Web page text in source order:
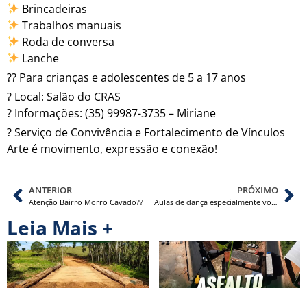
Brincadeiras
Trabalhos manuais
Roda de conversa
Lanche
?? Para crianças e adolescentes de 5 a 17 anos
? Local: Salão do CRAS
? Informações: (35) 99987-3735 – Miriane
? Serviço de Convivência e Fortalecimento de Vínculos
Arte é movimento, expressão e conexão!
ANTERIOR
Atenção Bairro Morro Cavado??
PRÓXIMO
Aulas de dança especialmente voltadas para mulheres!
Leia Mais +